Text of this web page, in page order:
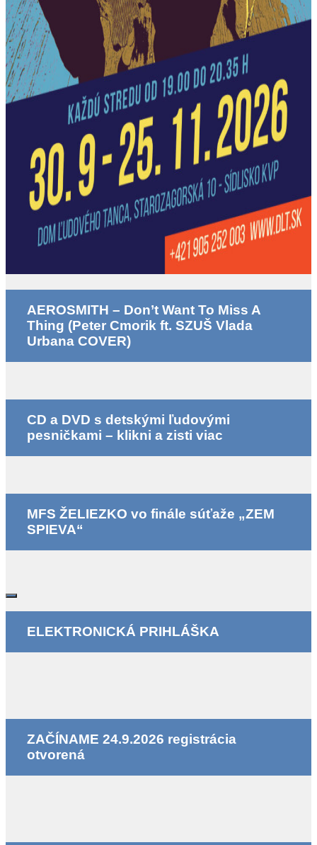
AEROSMITH – Don’t Want To Miss A
Thing (Peter Cmorik ft. SZUŠ Vlada
Urbana COVER)
CD a DVD s detskými ľudovými
pesničkami – klikni a zisti viac
MFS ŽELIEZKO vo finále súťaže „ZEM
SPIEVA“
ELEKTRONICKÁ PRIHLÁŠKA
ZAČÍNAME 24.9.2026 registrácia
otvorená